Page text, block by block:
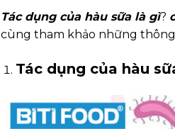
Tác dụng của hàu sữa là gì?
cùng tham khảo những
Tác dụng của hàu